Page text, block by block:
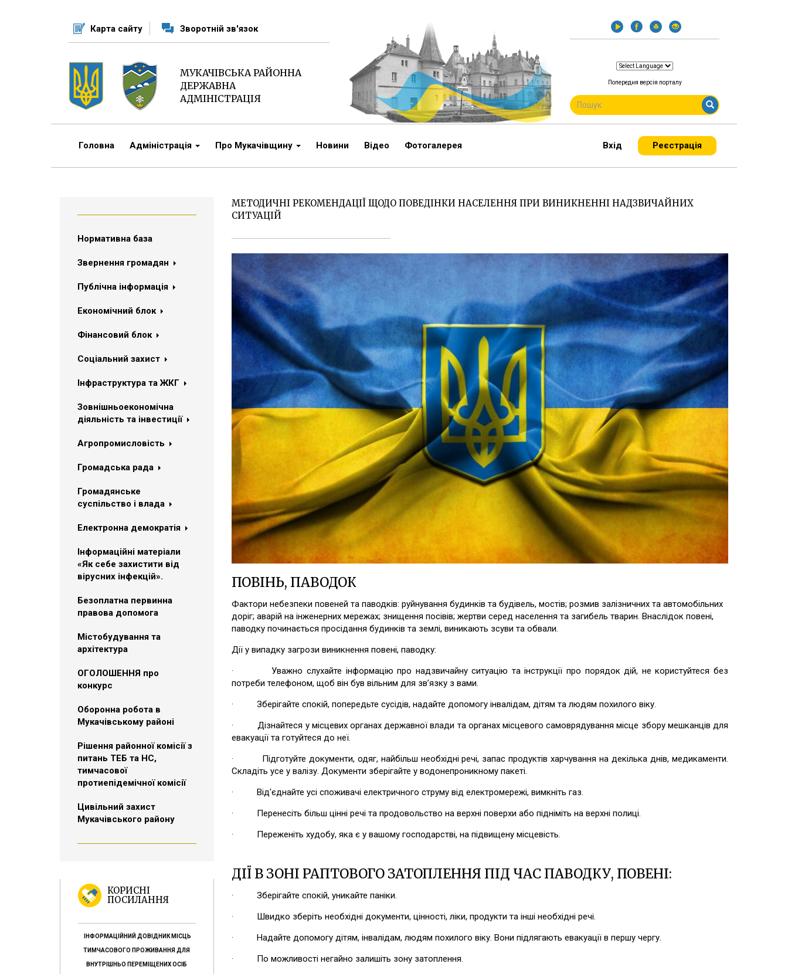
Карта сайту Зворотній зв'язок
МУКАЧІВСЬКА РАЙОННА
ДЕРЖАВНА
АДМІНІСТРАЦІЯ
Попередня версія порталу
ПОШУКОВА
ФОРМА
Пошук
Вхід
Реєстрація
Головна Адміністрація Про Мукачівщину Новини Відео Фотогалерея
Нормативна база
Звернення громадян
Публічна інформація
Економічний блок
Фінансовий блок
Соціальний захист
Інфраструктура та ЖКГ
Зовнішньоекономічна
діяльність та інвестиції
Агропромисловість
Громадська рада
Громадянське
суспільство і влада
Електронна демократія
Інформаційні матеріали
«Як себе захистити від
вірусних інфекцій».
Безоплатна первинна
правова допомога
Містобудування та
архітектура
ОГОЛОШЕННЯ про
конкурс
Оборонна робота в
Мукачівському районі
Рішення районної комісії з
питань ТЕБ та НС,
тимчасової
протиепідемічної комісії
Цивільний захист
Мукачівського району
КОРИСНІ
ПОСИЛАННЯ
ІНФОРМАЦІЙНИЙ ДОВІДНИК МІСЦЬ
ТИМЧАСОВОГО ПРОЖИВАННЯ ДЛЯ
ВНУТРІШНЬО ПЕРЕМІЩЕНИХ ОСІБ
МЕТОДИЧНІ РЕКОМЕНДАЦІЇ ЩОДО ПОВЕДІНКИ НАСЕЛЕННЯ ПРИ ВИНИКНЕННІ НАДЗВИЧАЙНИХ
СИТУАЦІЙ
ПОВІНЬ, ПАВОДОК
Фактори небезпеки повеней та паводків: руйнування будинків та будівель, мостів; розмив залізничних та автомобільних
доріг; аварій на інженерних мережах; знищення посівів; жертви серед населення та загибель тварин. Внаслідок повені,
паводку починається просідання будинків та землі, виникають зсуви та обвали.
Дії у випадку загрози виникнення повені, паводку:
· Уважно слухайте інформацію про надзвичайну ситуацію та інструкції про порядок дій, не користуйтеся без
потреби телефоном, щоб він був вільним для зв’язку з вами.
· Зберігайте спокій, попередьте сусідів, надайте допомогу інвалідам, дітям та людям похилого віку.
· Дізнайтеся у місцевих органах державної влади та органах місцевого самоврядування місце збору мешканців для
евакуації та готуйтеся до неї.
· Підготуйте документи, одяг, найбільш необхідні речі, запас продуктів харчування на декілька днів, медикаменти.
Складіть усе у валізу. Документи зберігайте у водонепроникному пакеті.
· Від'єднайте усі споживачі електричного струму від електромережі, вимкніть газ.
· Перенесіть більш цінні речі та продовольство на верхні поверхи або підніміть на верхні полиці.
· Переженіть худобу, яка є у вашому господарстві, на підвищену місцевість.
ДІЇ В ЗОНІ РАПТОВОГО ЗАТОПЛЕННЯ ПІД ЧАС ПАВОДКУ, ПОВЕНІ:
· Зберігайте спокій, уникайте паніки.
· Швидко зберіть необхідні документи, цінності, ліки, продукти та інші необхідні речі.
· Надайте допомогу дітям, інвалідам, людям похилого віку. Вони підлягають евакуації в першу чергу.
· По можливості негайно залишіть зону затоплення.